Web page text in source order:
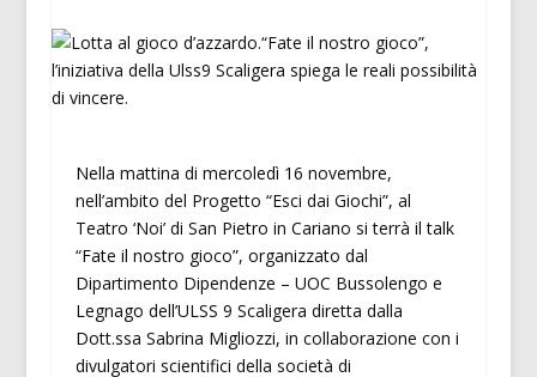
Nella mattina di mercoledì 16 novembre,
nell’ambito del Progetto “Esci dai Giochi”, al
Teatro ‘Noi’ di San Pietro in Cariano si terrà il talk
“Fate il nostro gioco”, organizzato dal
Dipartimento Dipendenze – UOC Bussolengo e
Legnago dell’ULSS 9 Scaligera diretta dalla
Dott.ssa Sabrina Migliozzi, in collaborazione con i
divulgatori scientifici della società di